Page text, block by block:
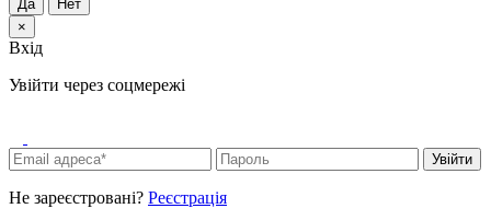
Да
Нет
×
Вхід
Увійти через соцмережі
Увійти
Не зареєстровані? Реєстрація